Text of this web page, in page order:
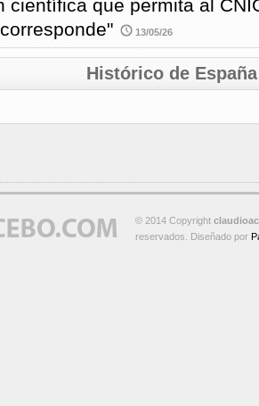
científica que permita al
13/05/26
Histórico de España
© 2014 Copyright
reservados. Diseñado por